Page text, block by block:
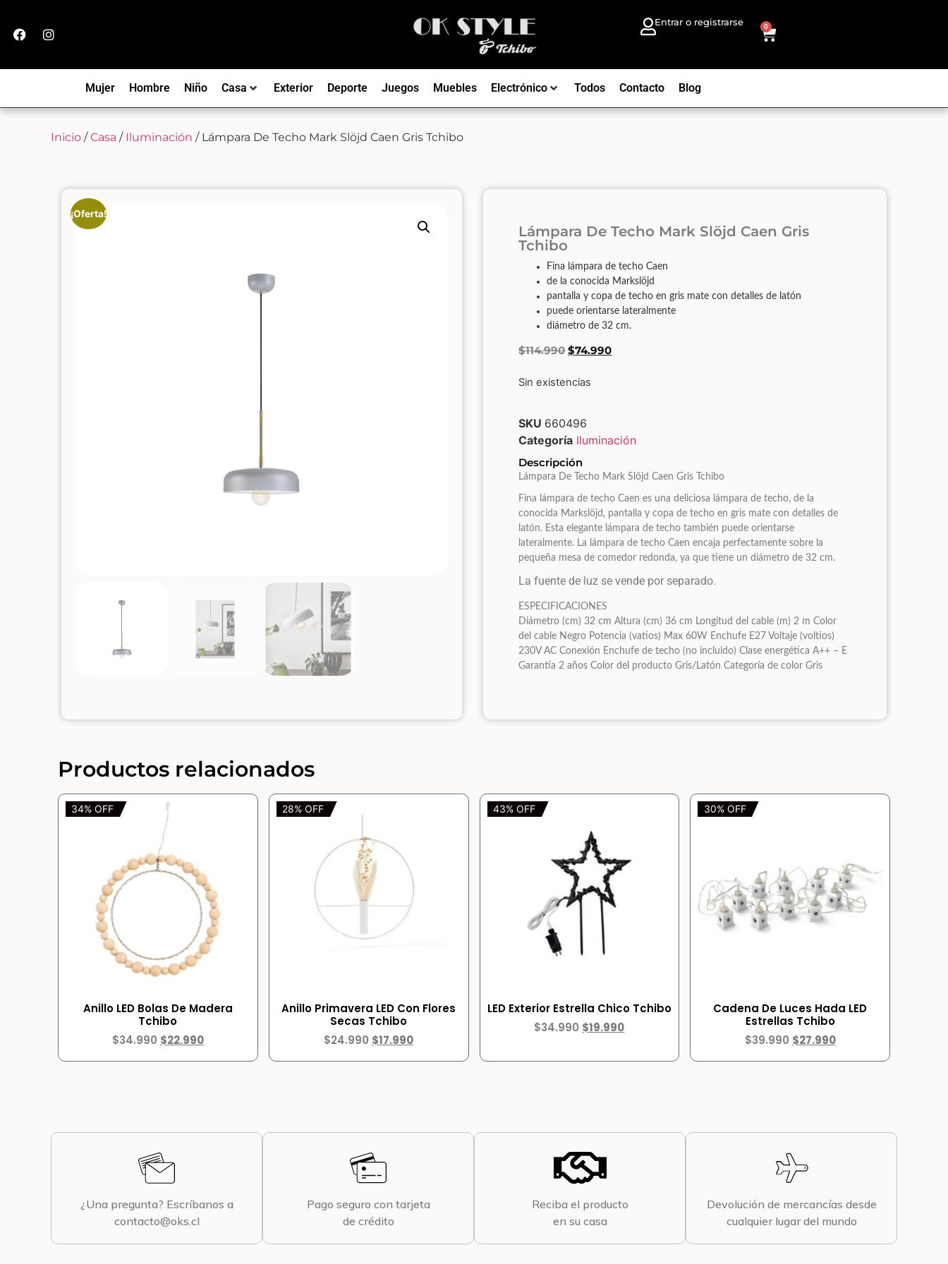
Entrar o registrarse 0
Mujer Hombre Niño Casa Exterior Deporte Juegos Muebles Electrónico Todos Contacto Blog
Inicio /Casa / Iluminación / Lámpara De Techo Mark Slöjd Caen Gris Tchibo
¡Oferta!
Lámpara De Techo Mark Slöjd Caen Gris
Tchibo
Fina lámpara de techo Caen
de la conocida Markslöjd
pantalla y copa de techo en gris mate con detalles de latón
puede orientarse lateralmente
diámetro de 32 cm.
$114.990 $74.990
Sin existencias
SKU 660496
Categoría Iluminación
Descripción
Lámpara De Techo Mark Slöjd Caen Gris Tchibo
Fina lámpara de techo Caen es una deliciosa lámpara de techo, de la
conocida Markslöjd, pantalla y copa de techo en gris mate con detalles de
latón. Esta elegante lámpara de techo también puede orientarse
lateralmente. La lámpara de techo Caen encaja perfectamente sobre la
pequeña mesa de comedor redonda, ya que tiene un diámetro de 32 cm.
La fuente de luz se vende por separado.
ESPECIFICACIONES
Diámetro (cm) 32 cm Altura (cm) 36 cm Longitud del cable (m) 2 m Color
del cable Negro Potencia (vatios) Max 60W Enchufe E27 Voltaje (voltios)
230V AC Conexión Enchufe de techo (no incluido) Clase energética A++ – E
Garantía 2 años Color del producto Gris/Latón Categoría de color Gris
Productos relacionados
34% OFF
Anillo LED Bolas De Madera
Tchibo
$34.990 $22.990
28% OFF
Anillo Primavera LED Con Flores
Secas Tchibo
$24.990 $17.990
43% OFF
LED Exterior Estrella Chico Tchibo
$34.990 $19.990
30% OFF
Cadena De Luces Hada LED
Estrellas Tchibo
$39.990 $27.990
¿Una pregunta? Escríbanos a
contacto@oks.cl
Pago seguro con tarjeta
de crédito
Reciba el producto
en su casa
Devolución de mercancías desde
cualquier lugar del mundo